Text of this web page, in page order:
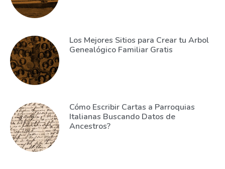
Los Mejores Sitios para Crear tu Arbol
Genealógico Familiar Gratis
Cómo Escribir Cartas a Parroquias
Italianas Buscando Datos de
Ancestros?